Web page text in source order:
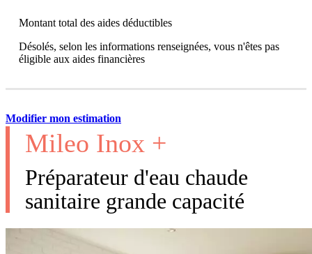
Montant total des aides déductibles
Désolés, selon les informations renseignées, vous n'êtes pas
éligible aux aides financières
Modifier mon estimation
Mileo Inox +
Préparateur d'eau chaude
sanitaire grande capacité